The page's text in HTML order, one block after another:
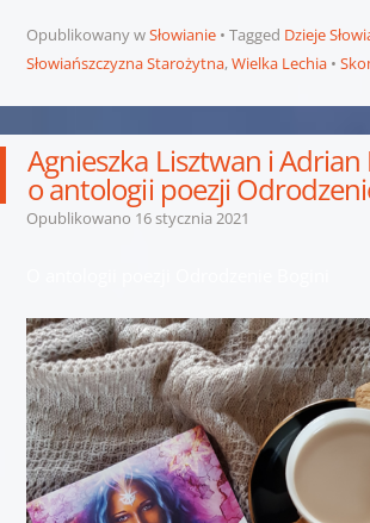
Opublikowany wSłowianie Tagged Dzieje
Słowiańszczyzna Starożytna,Wielka Lechia
Agnieszka Lisztwan i
o antologii poezji
Opublikowano 16 stycznia 2021